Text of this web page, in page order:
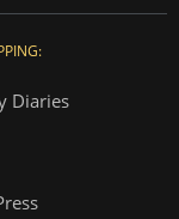
Diaries